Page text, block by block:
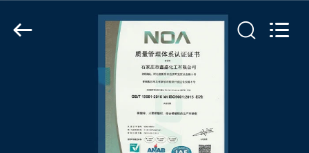
Reserved.
Developed